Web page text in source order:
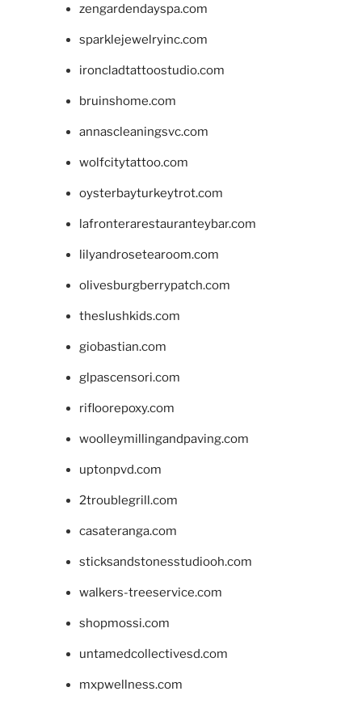
zengardendayspa.com
sparklejewelryinc.com
ironcladtattoostudio.com
bruinshome.com
annascleaningsvc.com
wolfcitytattoo.com
oysterbayturkeytrot.com
lafronterarestauranteybar.com
lilyandrosetearoom.com
olivesburgberrypatch.com
theslushkids.com
giobastian.com
glpascensori.com
rifloorepoxy.com
woolleymillingandpaving.com
uptonpvd.com
2troublegrill.com
casateranga.com
sticksandstonesstudiooh.com
walkers-treeservice.com
shopmossi.com
untamedcollectivesd.com
mxpwellness.com